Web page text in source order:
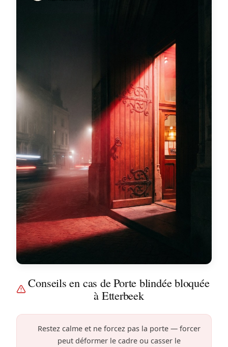
Conseils en cas de Porte blindée bloquée
à Etterbeek
Restez calme et ne forcez pas la porte — forcer
peut déformer le cadre ou casser le